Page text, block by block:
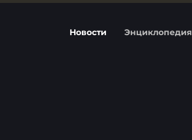
Новости Энциклопедия